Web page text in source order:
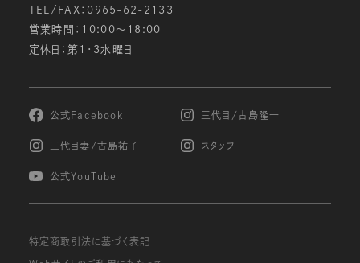
お申し込みいただいたサービス等の提供のため。
個人情報の第三者への開示・提供の禁止
管理し、次のいずれかに該当する場合を除き、個人
情報を第三者に開示致しません。
お客様が希望されるサービスを行なうために当社
当社は、個人情報の正確性及び安全性確保のため
TEL/FAX：0965-62-2133
営業時間：10:00〜18:00
定休日：第1・3水曜日
公式Facebook 三代目/古島隆一
三代目妻/古島祐子 スタッフ
公式YouTube
特定商取引法に基づく表記